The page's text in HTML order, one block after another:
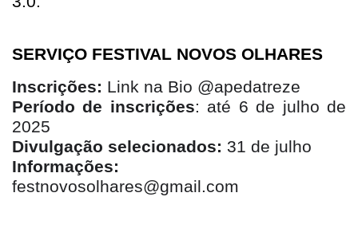
SERVIÇO FESTIVAL NOVOS OLHARES
Inscrições: Link na Bio @apedatreze
Período de inscrições: até 6 de julho de
2025
Divulgação selecionados: 31 de julho
Informações:
festnovosolhares@gmail.com